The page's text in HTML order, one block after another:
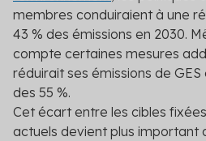
membres conduiraient à une
43 % des émissions en 2030.
compte certaines mesures
réduirait ses émissions de GES
des 55 %.
Cet écart entre les cibles
actuels devient plus important